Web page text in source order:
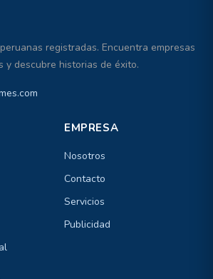
registradas. Encuentra empresas
y descubre historias de éxito.
EMPRESA
Nosotros
Contacto
Servicios
Publicidad